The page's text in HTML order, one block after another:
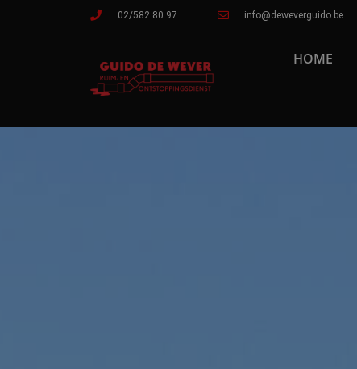
02/582.80.97 info@deweverguido.be
HOME